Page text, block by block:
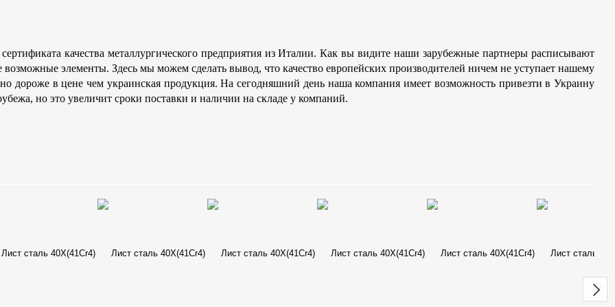
качества металлургического предприятия из Италии. Как вы видите наши зарубежные партнеры расписывают
возможные элементы. Здесь мы можем сделать вывод, что качество европейских производителей ничем не уступает нашему
дороже в цене чем украинская продукция. На сегодняшний день наша компания имеет возможность привезти в Украину
но это увеличит сроки поставки и наличии на складе у компаний.